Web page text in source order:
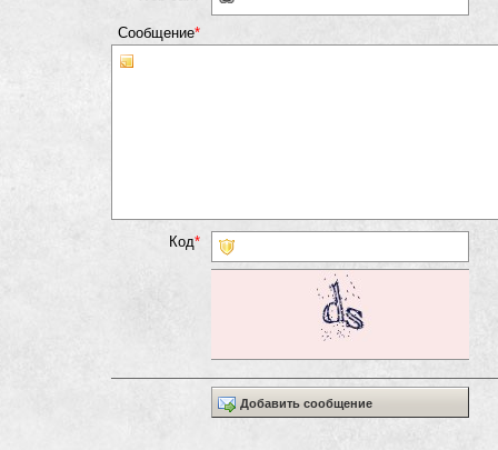
Сообщение*
Код*
Добавить сообщение